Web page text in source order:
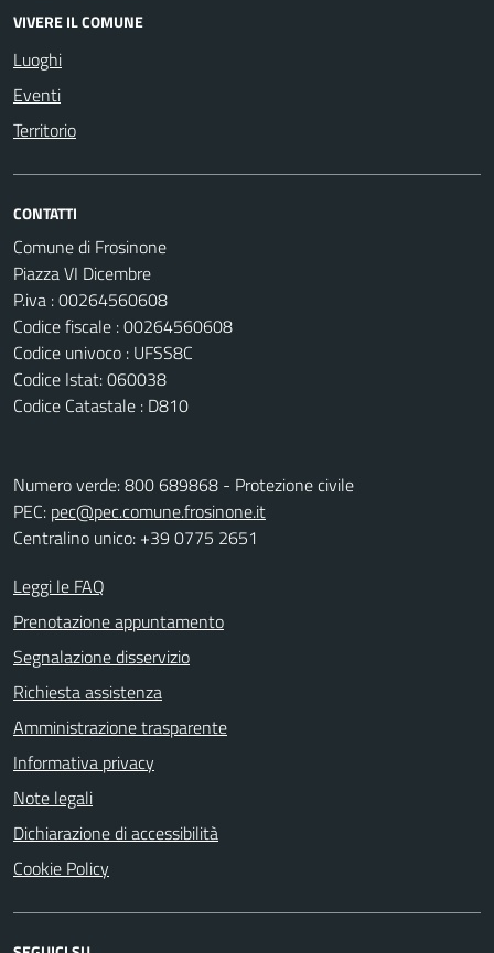
VIVERE IL COMUNE
Luoghi
Eventi
Territorio
CONTATTI
Comune di Frosinone
Piazza VI Dicembre
P.iva : 00264560608
Codice fiscale : 00264560608
Codice univoco : UFSS8C
Codice Istat: 060038
Codice Catastale : D810
Numero verde: 800 689868 - Protezione civile
PEC: pec@pec.comune.frosinone.it
Centralino unico: +39 0775 2651
Leggi le FAQ
Prenotazione appuntamento
Segnalazione disservizio
Richiesta assistenza
Amministrazione trasparente
Informativa privacy
Note legali
Dichiarazione di accessibilità
Cookie Policy